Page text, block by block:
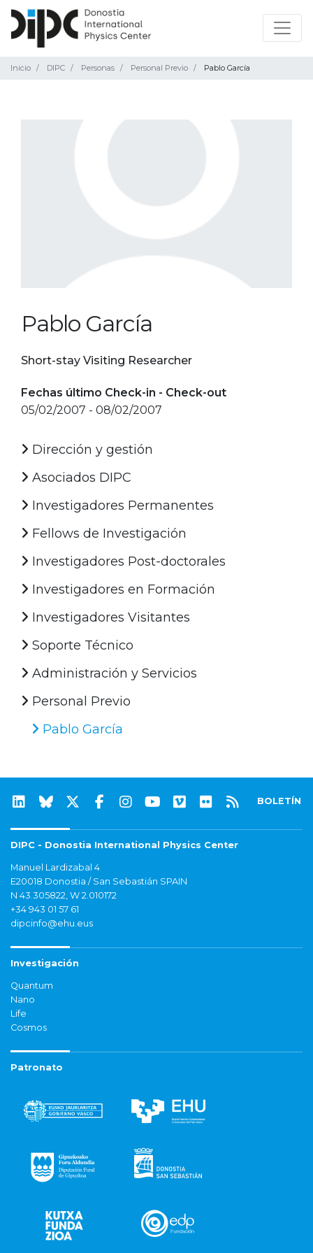
Inicio DIPC Personas Personal Previo Pablo García
Pablo García
Short-stay Visiting Researcher
Fechas último Check-in - Check-out
05/02/2007 - 08/02/2007
Dirección y gestión
Asociados DIPC
Investigadores Permanentes
Fellows de Investigación
Investigadores Post-doctorales
Investigadores en Formación
Investigadores Visitantes
Soporte Técnico
Administración y Servicios
Personal Previo
Pablo García
BOLETÍN
DIPC - Donostia International Physics Center
Manuel Lardizabal 4
E20018 Donostia / San Sebastián SPAIN
N 43.305822, W 2.010172
+34 943 01 57 61
dipcinfo@ehu.eus
Investigación
Quantum
Nano
Life
Cosmos
Patronato